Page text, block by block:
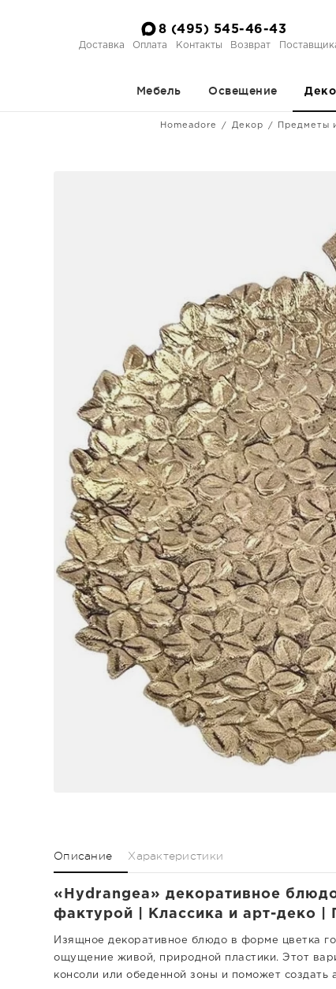
8 (495) 545-46-43
Доставка Оплата Контакты Возврат
Мебель Освещение
Homeadore Декор Предметы
Описание Характеристики
«Hydrangea» декоративное
фактурой | Классика и арт-деко |
Изящное декоративное блюдо в форме цветка
ощущение живой, природной пластики. Этот
консоли или обеденной зоны и поможет создать